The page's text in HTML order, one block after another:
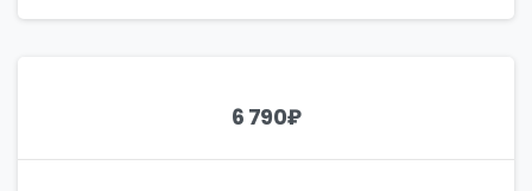
6 790₽